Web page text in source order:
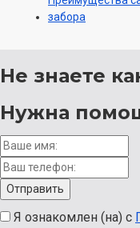
забора
Не знаете
Нужна
Я ознакомлен (на) с